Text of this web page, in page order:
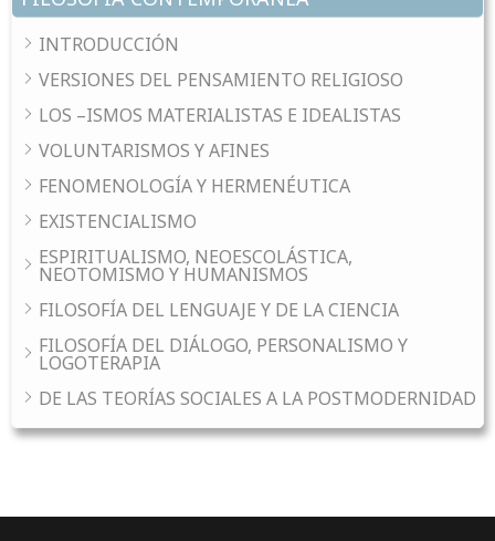
INTRODUCCIÓN
VERSIONES DEL PENSAMIENTO RELIGIOSO
LOS –ISMOS MATERIALISTAS E IDEALISTAS
VOLUNTARISMOS Y AFINES
FENOMENOLOGÍA Y HERMENÉUTICA
EXISTENCIALISMO
ESPIRITUALISMO, NEOESCOLÁSTICA,
NEOTOMISMO Y HUMANISMOS
FILOSOFÍA DEL LENGUAJE Y DE LA CIENCIA
FILOSOFÍA DEL DIÁLOGO, PERSONALISMO Y
LOGOTERAPIA
DE LAS TEORÍAS SOCIALES A LA POSTMODERNIDAD